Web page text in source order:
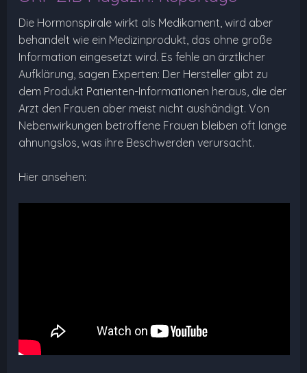
Die Hormonspirale wirkt als Medikament, wird aber
behandelt wie ein Medizinprodukt, das ohne große
Information eingesetzt wird. Es fehle an ärztlicher
Aufklärung, sagen Experten: Der Hersteller gibt zu
dem Produkt Patienten-Informationen heraus, die der
Arzt den Frauen aber meist nicht aushändigt. Von
Nebenwirkungen betroffene Frauen bleiben oft lange
ahnungslos, was ihre Beschwerden verursacht.
Hier ansehen: